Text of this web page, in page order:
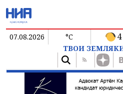
07.08.2026 °C 4
ТВОИ